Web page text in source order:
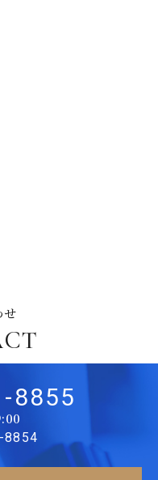
せ
8855
8854